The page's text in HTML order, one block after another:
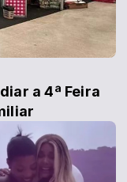
a 4ª Feira